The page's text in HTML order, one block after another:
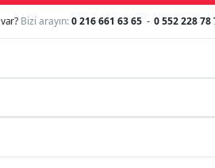
Bizi arayın:0 216 661 63 65 -0 552 228